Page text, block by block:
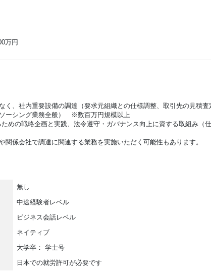
万円
く、社内重要設備の調達（要求元組織との仕様調整、取引先の見積
ーシング業務全般） ※数百万円規模以上
ための戦略企画と実践、法令遵守・ガバナンス向上に資する取組み（
関係会社で調達に関連する業務を実施いただく可能性もあります。
無し
中途経験者レベル
ビジネス会話レベル
ネイティブ
大学卒： 学士号
日本での就労許可が必要です